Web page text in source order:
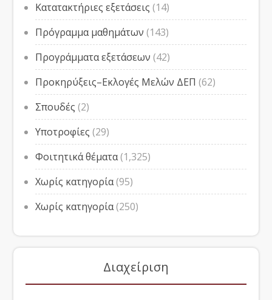
Κατατακτήριες εξετάσεις (14)
Πρόγραμμα μαθημάτων (143)
Προγράμματα εξετάσεων (42)
Προκηρύξεις–Εκλογές Μελών ΔΕΠ (62)
Σπουδές (2)
Υποτροφίες (29)
Φοιτητικά θέματα(1,325)
Χωρίς κατηγορία(95)
Χωρίς κατηγορία(250)
Διαχείριση